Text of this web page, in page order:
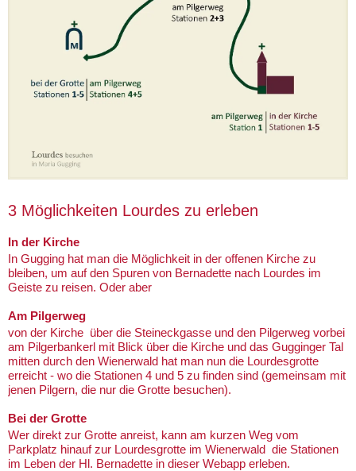
3 Möglichkeiten Lourdes zu erleben
In der Kirche
In Gugging hat man die Möglichkeit in der offenen Kirche zu
bleiben, um auf den Spuren von Bernadette nach Lourdes im
Geiste zu reisen. Oder aber
Am Pilgerweg
von der Kirche über die Steineckgasse und den Pilgerweg vorbei
am Pilgerbankerl mit Blick über die Kirche und das Gugginger Tal
mitten durch den Wienerwald hat man nun die Lourdesgrotte
erreicht - wo die Stationen 4 und 5 zu finden sind (gemeinsam mit
jenen Pilgern, die nur die Grotte besuchen).
Bei der Grotte
Wer direkt zur Grotte anreist, kann am kurzen Weg vom
Parkplatz hinauf zur Lourdesgrotte im Wienerwald die Stationen
im Leben der Hl. Bernadette in dieser Webapp erleben.